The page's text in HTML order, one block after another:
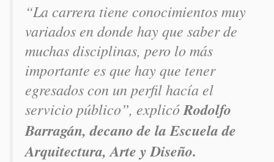
“La carrera tiene conocimientos muy
variados en donde hay que saber de
muchas disciplinas, pero lo más
importante es que hay que tener
egresados con un perfil hacía el
servicio público”, explicóRodolfo
Barragán, decano de la Escuela de
Arquitectura, Arte y Diseño.